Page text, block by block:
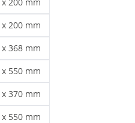
mm
weiß | 3,6 mm x 200 mm
200 mm
weiß | 4,8 mm x 200 mm
x 300 mm
368 mm
weiß | 4,8 mm x 368 mm
mm
550 mm
weiß | 4,8 mm x 550 mm
mm
370 mm
weiß | 7,6 mm x 370 mm
550 mm